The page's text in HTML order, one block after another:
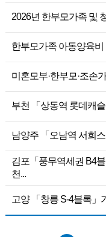
2026년 한부모가족 및
한부모가족 아동양육비
미혼모부·한부모·조손
부천 「상동역 롯데캐
남양주 「오남역 서희
김포「풍무역세권 B4
천...
고양 「창릉 S-4블록」